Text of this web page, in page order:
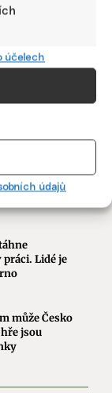
účelech
údajů
prsty,
problémy s
Lidé je
může Česko
jsou